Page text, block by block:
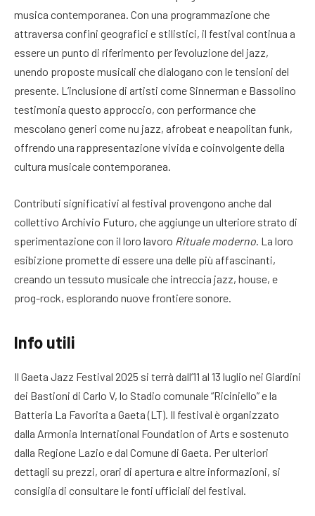
musica contemporanea. Con una programmazione che
attraversa confini geografici e stilistici, il festival continua a
essere un punto di riferimento per l’evoluzione del jazz,
unendo proposte musicali che dialogano con le tensioni del
presente. L’inclusione di artisti come Sinnerman e Bassolino
testimonia questo approccio, con performance che
mescolano generi come nu jazz, afrobeat e neapolitan funk,
offrendo una rappresentazione vivida e coinvolgente della
cultura musicale contemporanea.
Contributi significativi al festival provengono anche dal
collettivo Archivio Futuro, che aggiunge un ulteriore strato di
sperimentazione con il loro lavoro Rituale moderno. La loro
esibizione promette di essere una delle più affascinanti,
creando un tessuto musicale che intreccia jazz, house, e
prog-rock, esplorando nuove frontiere sonore.
Info utili
Il Gaeta Jazz Festival 2025 si terrà dall’11 al 13 luglio nei Giardini
dei Bastioni di Carlo V, lo Stadio comunale “Riciniello” e la
Batteria La Favorita a Gaeta (LT). Il festival è organizzato
dalla Armonia International Foundation of Arts e sostenuto
dalla Regione Lazio e dal Comune di Gaeta. Per ulteriori
dettagli su prezzi, orari di apertura e altre informazioni, si
consiglia di consultare le fonti ufficiali del festival.